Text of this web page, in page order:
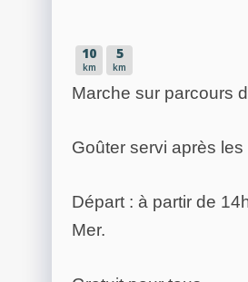
10
km
5
km
Marche sur parcours
Goûter servi après
Départ : à partir de
Mer.